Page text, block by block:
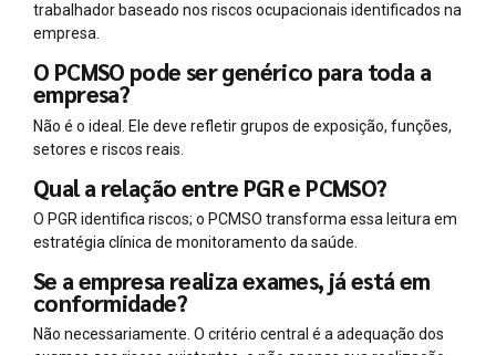
trabalhador baseado nos riscos ocupacionais identificados na
empresa.
O PCMSO pode ser genérico para toda a
empresa?
Não é o ideal. Ele deve refletir grupos de exposição, funções,
setores e riscos reais.
Qual a relação entre PGR e PCMSO?
O PGR identifica riscos; o PCMSO transforma essa leitura em
estratégia clínica de monitoramento da saúde.
Se a empresa realiza exames, já está em
conformidade?
Não necessariamente. O critério central é a adequação dos